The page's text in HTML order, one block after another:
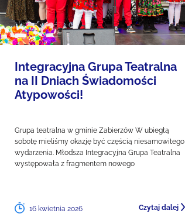
Integracyjna Grupa Teatralna
na II Dniach Świadomości
Atypowości!
Grupa teatralna w gminie Zabierzów W ubiegłą
sobotę mieliśmy okazję być częścią niesamowitego
wydarzenia. Młodsza Integracyjna Grupa Teatralna
występowała z fragmentem nowego
16 kwietnia 2026 Czytaj dalej